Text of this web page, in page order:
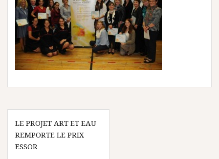
Navigation
de
l’article
LE PROJET ART ET EAU
REMPORTE LE PRIX
ESSOR